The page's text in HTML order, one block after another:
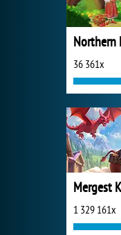
36 361x
1 329 161x